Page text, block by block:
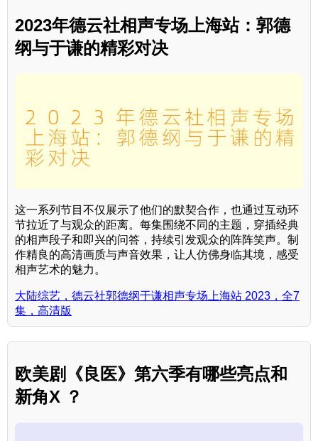
2023年德云社相声专场上海站：郭德
纲与于谦的精彩对决
这一系列节目不仅展示了他们的默契合作，也通过互动环
节拉近了与观众的距离。每集围绕不同的主题，穿插经典
的相声段子和即兴的问答，持续引发观众的阵阵笑声。制
作精良的高清画质与声音效果，让人仿佛身临其境，感受
相声艺术的魅力。
大陆综艺，德云社郭德纲于谦相声专场上海站 2023，全7
集，高清版
欧美剧《良医》第六季有哪些亮点和
新角X ？